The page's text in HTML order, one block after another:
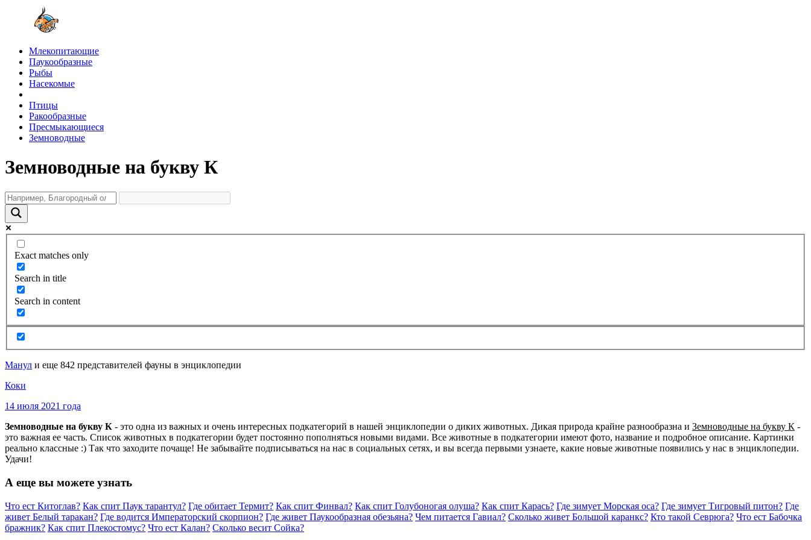
Млекопитающие
Паукообразные
Рыбы
Насекомые
Птицы
Ракообразные
Пресмыкающиеся
Земноводные
Земноводные на букву К
Exact matches only
Search in title
Search in content
Манул и еще 842 представителей фауны в энциклопедии
Коки
14 июля 2021 года
Земноводные на букву К - это одна из важных и очень интересных подкатегорий в нашей энциклопедии о диких животных. Дикая природа крайне разнообразна и Земноводные на букву К -
это важная ее часть. Список животных в подкатегории будет постоянно пополняться новыми видами. Все животные в подкатегории имеют фото, название и подробное описание. Картинки
реально классные :) Так что заходите почаще! Не забывайте подписываться на нас в социальных сетях, и вы всегда первыми узнаете, какие новые животные появились у нас в энциклопедии.
Удачи!
А еще вы можете узнать
Что ест Китоглав? Как спит Паук тарантул? Где обитает Термит? Как спит Финвал? Как спит Голубоногая олуша? Как спит Карась? Где зимует Морская оса? Где зимует Тигровый питон? Где
живет Белый таракан? Где водится Императорский скорпион? Где живет Паукообразная обезьяна? Чем питается Гавиал? Сколько живет Большой каранкс? Кто такой Севрюга? Что ест Бабочка
бражник? Как спит Плекостомус? Что ест Калан? Сколько весит Сойка?